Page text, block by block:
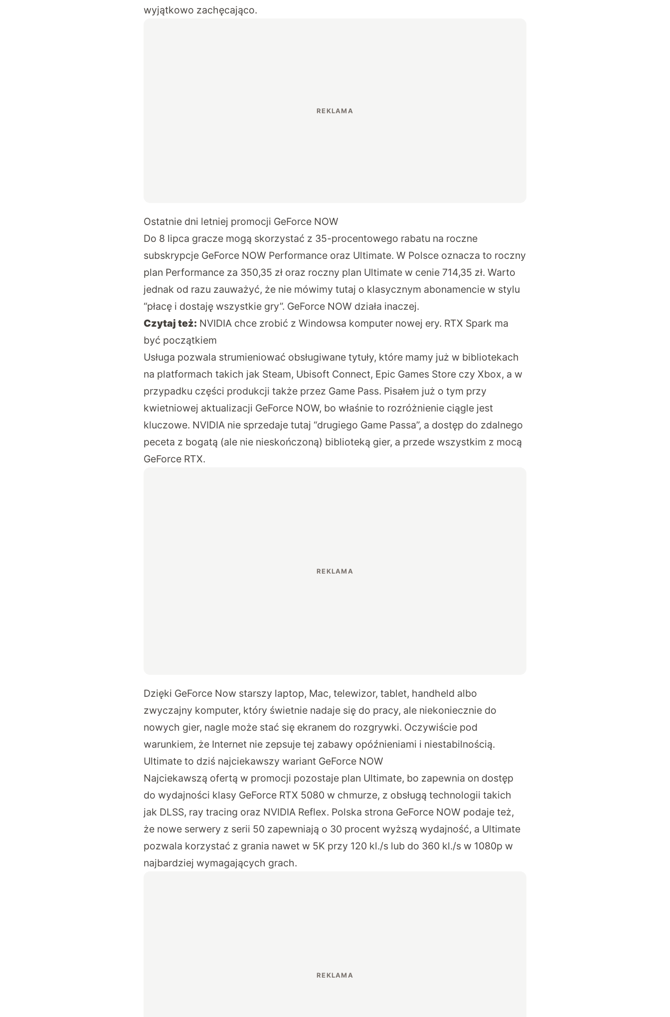
wyjątkowo zachęcająco.
Ostatnie dni letniej promocji GeForce NOW
Do 8 lipca gracze mogą skorzystać z 35-procentowego rabatu na roczne
subskrypcje GeForce NOW Performance oraz Ultimate. W Polsce oznacza to roczny
plan Performance za 350,35 zł oraz roczny plan Ultimate w cenie 714,35 zł. Warto
jednak od razu zauważyć, że nie mówimy tutaj o klasycznym abonamencie w stylu
“płacę i dostaję wszystkie gry”. GeForce NOW działa inaczej.
Czytaj też: NVIDIA chce zrobić z Windowsa komputer nowej ery. RTX Spark ma
być początkiem
Usługa pozwala strumieniować obsługiwane tytuły, które mamy już w bibliotekach
na platformach takich jak Steam, Ubisoft Connect, Epic Games Store czy Xbox, a w
przypadku części produkcji także przez Game Pass. Pisałem już o tym przy
kwietniowej aktualizacji GeForce NOW, bo właśnie to rozróżnienie ciągle jest
kluczowe. NVIDIA nie sprzedaje tutaj “drugiego Game Passa”, a dostęp do zdalnego
peceta z bogatą (ale nie nieskończoną) biblioteką gier, a przede wszystkim z mocą
GeForce RTX.
Dzięki GeForce Now starszy laptop, Mac, telewizor, tablet, handheld albo
zwyczajny komputer, który świetnie nadaje się do pracy, ale niekoniecznie do
nowych gier, nagle może stać się ekranem do rozgrywki. Oczywiście pod
warunkiem, że Internet nie zepsuje tej zabawy opóźnieniami i niestabilnością.
Ultimate to dziś najciekawszy wariant GeForce NOW
Najciekawszą ofertą w promocji pozostaje plan Ultimate, bo zapewnia on dostęp
do wydajności klasy GeForce RTX 5080 w chmurze, z obsługą technologii takich
jak DLSS, ray tracing oraz NVIDIA Reflex. Polska strona GeForce NOW podaje też,
że nowe serwery z serii 50 zapewniają o 30 procent wyższą wydajność, a Ultimate
pozwala korzystać z grania nawet w 5K przy 120 kl./s lub do 360 kl./s w 1080p w
najbardziej wymagających grach.